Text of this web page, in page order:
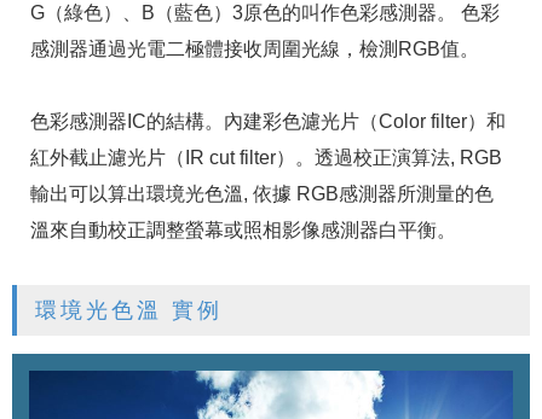
G（綠色）、B（藍色）3原色的叫作色彩感測器。 色彩
感測器通過光電二極體接收周圍光線，檢測RGB值。
色彩感測器IC的結構。內建彩色濾光片（Color filter）和
紅外截止濾光片（IR cut filter）。透過校正演算法, RGB
輸出可以算出環境光色溫, 依據 RGB感測器所測量的色
溫來自動校正調整螢幕或照相影像感測器白平衡。
環境光色溫 實例